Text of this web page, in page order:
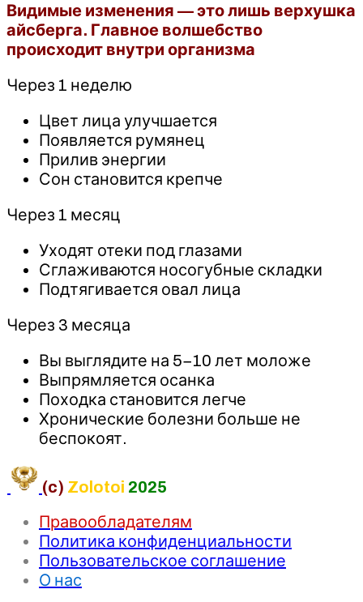
Видимые изменения — это лишь верхушка
айсберга. Главное волшебство
происходит внутри организма
Через 1 неделю
Цвет лица улучшается
Появляется румянец
Прилив энергии
Сон становится крепче
Через 1 месяц
Уходят отеки под глазами
Сглаживаются носогубные складки
Подтягивается овал лица
Через 3 месяца
Вы выглядите на 5−10 лет моложе
Выпрямляется осанка
Походка становится легче
Хронические болезни больше не
беспокоят.
(c) Zolotoi 2025
Правообладателям
Политика конфиденциальности
Пользовательское соглашение
О нас